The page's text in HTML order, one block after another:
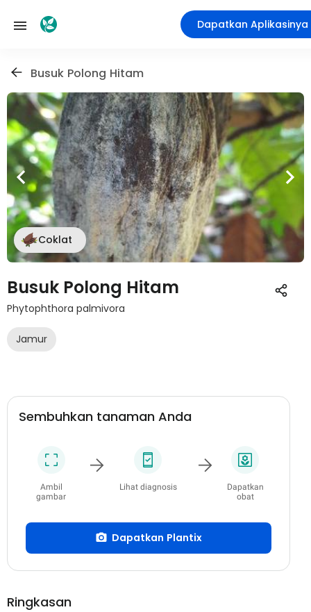
Dapatkan Aplikasinya
Busuk Polong Hitam
Coklat
Busuk Polong Hitam
Phytophthora palmivora
Jamur
Sembuhkan tanaman Anda
Ambil
gambar
Lihat diagnosis
Dapatkan
obat
Dapatkan Plantix
Ringkasan